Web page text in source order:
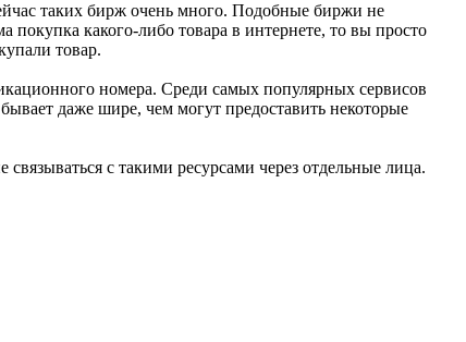
таких бирж очень много. Подобные биржи не
какого-либо товара в интернете, то вы просто
товар.
номера. Среди самых популярных сервисов
даже шире, чем могут предоставить некоторые
с такими ресурсами через отдельные лица.